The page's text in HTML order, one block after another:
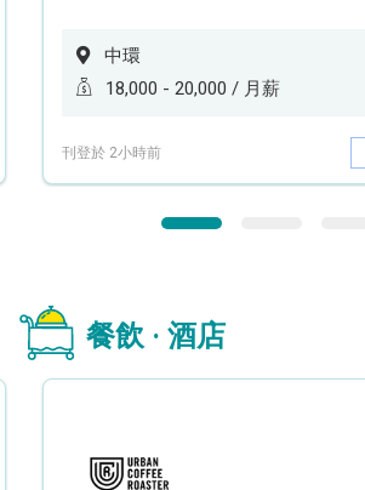
中環
18,000 - 20,000 / 月薪
刊登於 2小時前
餐飲 · 酒店